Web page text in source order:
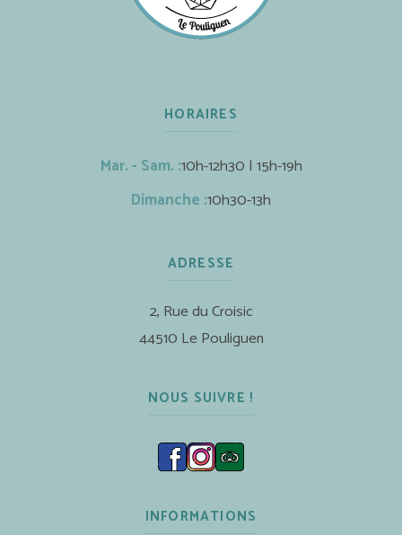
HORAIRES
Mar. - Sam. :10h-12h30 | 15h-19h
Dimanche :10h30-13h
ADRESSE
2, Rue du Croisic
44510 Le Pouliguen
NOUS SUIVRE !
INFORMATIONS